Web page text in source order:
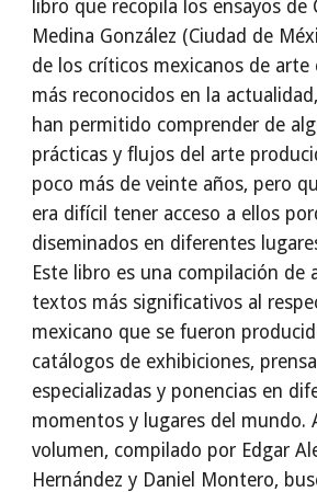
libro que recopila los ensayos de
Medina González (Ciudad de
de los críticos mexicanos de
más reconocidos en la
han permitido comprender de
prácticas y flujos del arte
poco más de veinte años, pero
era difícil tener acceso a ellos
diseminados en diferentes
Este libro es una compilación de
textos más significativos al
mexicano que se fueron
catálogos de exhibiciones,
especializadas y ponencias en
momentos y lugares del mundo.
volumen, compilado por Edgar
Hernández y Daniel Montero,